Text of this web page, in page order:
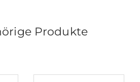
Produkte